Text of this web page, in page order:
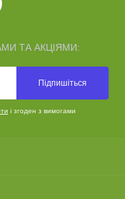
ТА АКЦІЯМИ:
Підпишіться
і згоден з вимогами